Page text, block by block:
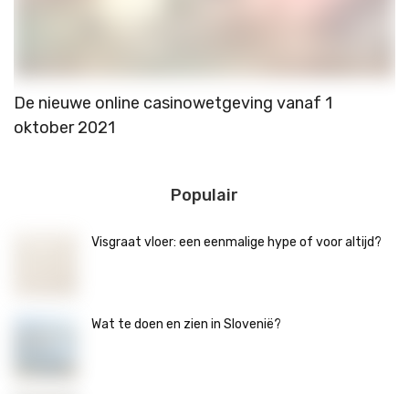
De nieuwe online casinowetgeving vanaf 1
oktober 2021
Populair
Visgraat vloer: een eenmalige hype of voor altijd?
Wat te doen en zien in Slovenië?